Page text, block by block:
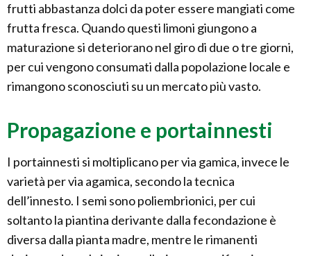
frutti abbastanza dolci da poter essere mangiati come
frutta fresca. Quando questi limoni giungono a
maturazione si deteriorano nel giro di due o tre giorni,
per cui vengono consumati dalla popolazione locale e
rimangono sconosciuti su un mercato più vasto.
Propagazione e portainnesti
I portainnesti si moltiplicano per via gamica, invece le
varietà per via agamica, secondo la tecnica
dell’innesto. I semi sono poliembrionici, per cui
soltanto la piantina derivante dalla fecondazione è
diversa dalla pianta madre, mentre le rimanenti